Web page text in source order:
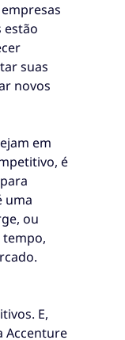
estão
suas
novos
em
é
uma
ou
E,
Accenture